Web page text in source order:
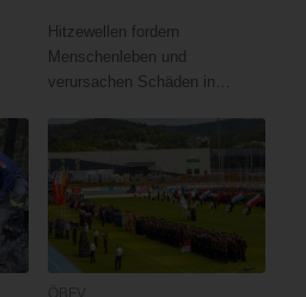
Hitzewellen fordern
Menschenleben und
verursachen Schäden in…